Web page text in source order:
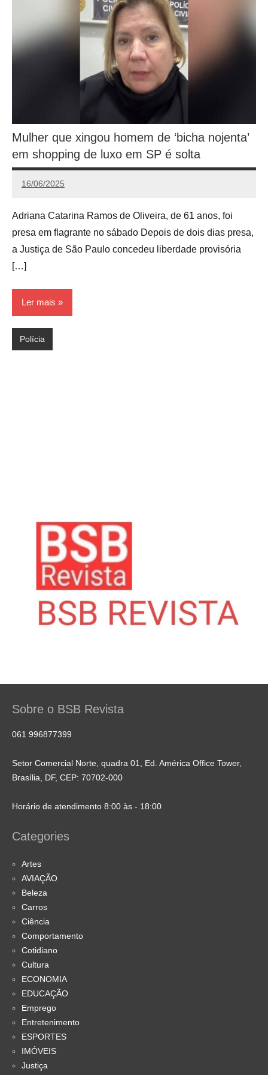
Mulher que xingou homem de ‘bicha nojenta’
em shopping de luxo em SP é solta
16/06/2025
Calango
Adriana Catarina Ramos de Oliveira, de 61 anos, foi
presa em flagrante no sábado Depois de dois dias presa,
a Justiça de São Paulo concedeu liberdade provisória
[…]
Ler mais
Polícia
Sobre o BSB Revista
061 996877399
Setor Comercial Norte, quadra 01, Ed. América Office Tower,
Brasília, DF, CEP: 70702-000
Horário de atendimento 8:00 às - 18:00
Categories
Artes
AVIAÇÃO
Beleza
Carros
Ciência
Comportamento
Cotidiano
Cultura
ECONOMIA
EDUCAÇÃO
Emprego
Entretenimento
ESPORTES
IMÓVEIS
Justiça